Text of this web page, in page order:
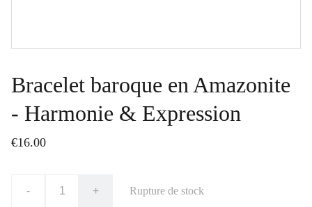
Bracelet baroque en Amazonite
- Harmonie & Expression
€16.00
- + Rupture de stock